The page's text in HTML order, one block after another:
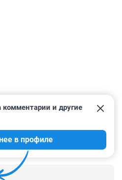
комментарии и другие
в профиле